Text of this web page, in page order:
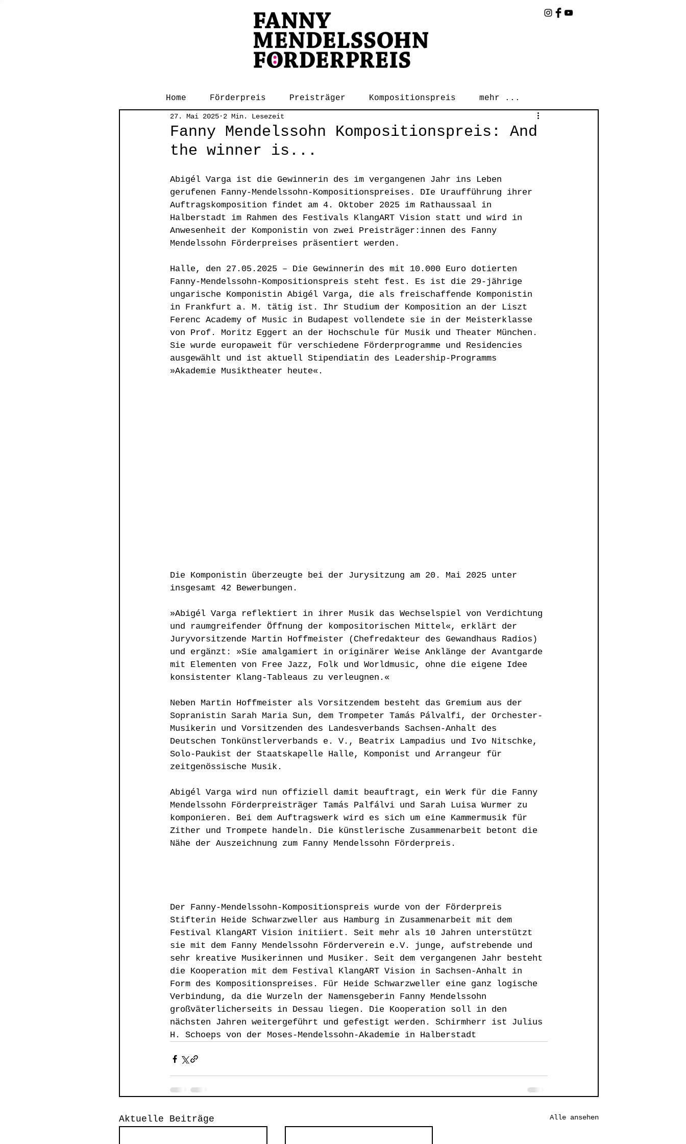
Home Förderpreis Preisträger Kompositionspreis mehr ...
Fanny Mendelssohn Kompositionspreis: And
the winner is...
27. Mai 2025 2 Min. Lesezeit
Abigél Varga ist die Gewinnerin des im vergangenen Jahr ins Leben
gerufenen Fanny-Mendelssohn-Kompositionspreises. DIe Uraufführung ihrer
Auftragskomposition findet am 4. Oktober 2025 im Rathaussaal in
Halberstadt im Rahmen des Festivals KlangART Vision statt und wird in
Anwesenheit der Komponistin von zwei Preisträger:innen des Fanny
Mendelssohn Förderpreises präsentiert werden.
Halle, den 27.05.2025 – Die Gewinnerin des mit 10.000 Euro dotierten
Fanny-Mendelssohn-Kompositionspreis steht fest. Es ist die 29-jährige
ungarische Komponistin Abigél Varga, die als freischaffende Komponistin
in Frankfurt a. M. tätig ist. Ihr Studium der Komposition an der Liszt
Ferenc Academy of Music in Budapest vollendete sie in der Meisterklasse
von Prof. Moritz Eggert an der Hochschule für Musik und Theater München.
Sie wurde europaweit für verschiedene Förderprogramme und Residencies
ausgewählt und ist aktuell Stipendiatin des Leadership-Programms
»Akademie Musiktheater heute«.
Die Komponistin überzeugte bei der Jurysitzung am 20. Mai 2025 unter
insgesamt 42 Bewerbungen.
»Abigél Varga reflektiert in ihrer Musik das Wechselspiel von Verdichtung
und raumgreifender Öffnung der kompositorischen Mittel«, erklärt der
Juryvorsitzende Martin Hoffmeister (Chefredakteur des Gewandhaus Radios)
und ergänzt: »Sie amalgamiert in originärer Weise Anklänge der Avantgarde
mit Elementen von Free Jazz, Folk und Worldmusic, ohne die eigene Idee
konsistenter Klang-Tableaus zu verleugnen.«
Neben Martin Hoffmeister als Vorsitzendem besteht das Gremium aus der
Sopranistin Sarah Maria Sun, dem Trompeter Tamás Pálvalfi, der Orchester-
Musikerin und Vorsitzenden des Landesverbands Sachsen-Anhalt des
Deutschen Tonkünstlerverbands e. V., Beatrix Lampadius und Ivo Nitschke,
Solo-Paukist der Staatskapelle Halle, Komponist und Arrangeur für
zeitgenössische Musik.
Abigél Varga wird nun offiziell damit beauftragt, ein Werk für die Fanny
Mendelssohn Förderpreisträger Tamás Palfálvi und Sarah Luisa Wurmer zu
komponieren. Bei dem Auftragswerk wird es sich um eine Kammermusik für
Zither und Trompete handeln. Die künstlerische Zusammenarbeit betont die
Nähe der Auszeichnung zum Fanny Mendelssohn Förderpreis.
Der Fanny-Mendelssohn-Kompositionspreis wurde von der Förderpreis
Stifterin Heide Schwarzweller aus Hamburg in Zusammenarbeit mit dem
Festival KlangART Vision initiiert. Seit mehr als 10 Jahren unterstützt
sie mit dem Fanny Mendelssohn Förderverein e.V. junge, aufstrebende und
sehr kreative Musikerinnen und Musiker. Seit dem vergangenen Jahr besteht
die Kooperation mit dem Festival KlangART Vision in Sachsen-Anhalt in
Form des Kompositionspreises. Für Heide Schwarzweller eine ganz logische
Verbindung, da die Wurzeln der Namensgeberin Fanny Mendelssohn
großväterlicherseits in Dessau liegen. Die Kooperation soll in den
nächsten Jahren weitergeführt und gefestigt werden. Schirmherr ist Julius
H. Schoeps von der Moses-Mendelssohn-Akademie in Halberstadt
Aktuelle Beiträge Alle ansehen